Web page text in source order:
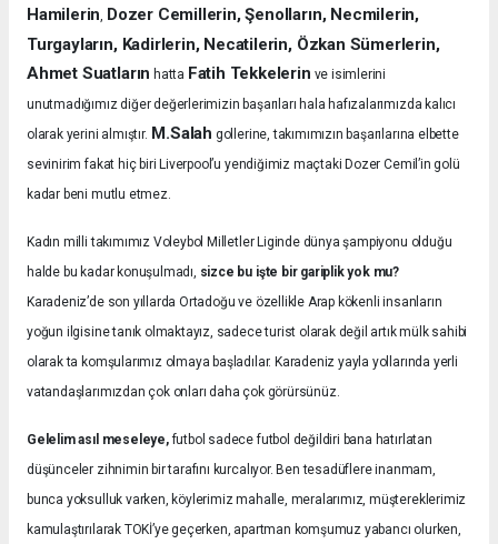
Hamilerin, Dozer Cemillerin, Şenolların, Necmilerin,
Turgayların, Kadirlerin, Necatilerin, Özkan Sümerlerin,
Ahmet Suatların hatta Fatih Tekkelerin ve isimlerini
unutmadığımız diğer değerlerimizin başarıları hala hafızalarımızda kalıcı
olarak yerini almıştır. M.Salah gollerine, takımımızın başarılarına elbette
sevinirim fakat hiç biri Liverpool’u yendiğimiz maçtaki Dozer Cemil’in golü
kadar beni mutlu etmez.
Kadın milli takımımız Voleybol Milletler Liginde dünya şampiyonu olduğu
halde bu kadar konuşulmadı, sizce bu işte bir gariplik yok mu?
Karadeniz’de son yıllarda Ortadoğu ve özellikle Arap kökenli insanların
yoğun ilgisine tanık olmaktayız, sadece turist olarak değil artık mülk sahibi
olarak ta komşularımız olmaya başladılar. Karadeniz yayla yollarında yerli
vatandaşlarımızdan çok onları daha çok görürsünüz.
Gelelim asıl meseleye,futbol sadece futbol değildiri bana hatırlatan
düşünceler zihnimin bir tarafını kurcalıyor. Ben tesadüflere inanmam,
bunca yoksulluk varken, köylerimiz mahalle, meralarımız, müştereklerimiz
kamulaştırılarak TOKİ’ye geçerken, apartman komşumuz yabancı olurken,